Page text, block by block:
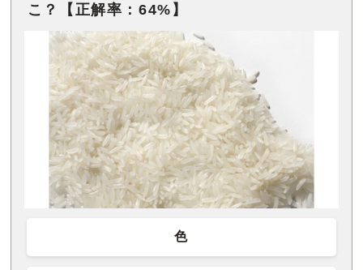
こ？【正解率：64%】
色